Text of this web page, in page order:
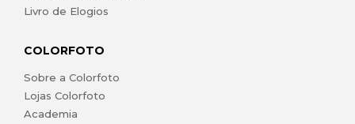
Livro de Elogios
COLORFOTO
Sobre a Colorfoto
Lojas Colorfoto
Academia